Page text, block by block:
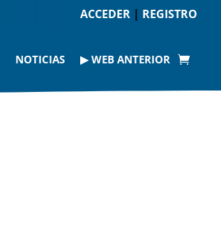
ACCEDER | REGISTRO
NOTICIAS ▶ WEB ANTERIOR